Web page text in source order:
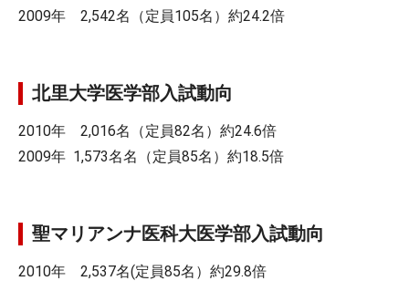
2009年 2,542名（定員105名）約24.2倍
北里大学医学部入試動向
2010年 2,016名（定員82名）約24.6倍
2009年 1,573名名（定員85名）約18.5倍
聖マリアンナ医科大医学部入試動向
2010年 2,537名(定員85名）約29.8倍